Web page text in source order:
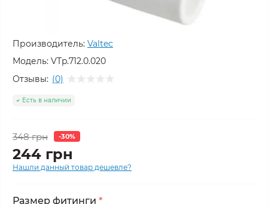
Производитель: Valtec
Модель: VTp.712.0.020
Отзывы: (0)
Есть в наличии
348 грн -30%
244 грн
Нашли данный товар дешевле?
Размер фитинги *